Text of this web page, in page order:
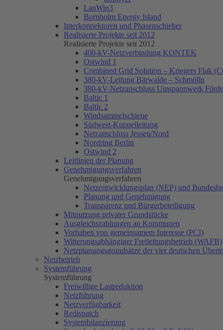
LanWin3
Bornholm Energy Island
Interkonnektoren und Phasenschieber
Realisierte Projekte seit 2012
Realisierte Projekte seit 2012
400-kV-Netzverbindung KONTEK
Ostwind 1
Combined Grid Solution – Kriegers Flak
380-kV-Leitung Bärwalde – Schmölln
380-kV-Netzanschluss Umspannwerk
Baltic 1
Baltic 2
Windsammelschiene
Südwest-Kuppelleitung
Netzanschluss Jessen/Nord
Nordring Berlin
Ostwind 2
Leitlinien der Planung
Genehmigungsverfahren
Genehmigungsverfahren
Netzentwicklungsplan (NEP) und
Planung und Genehmigung
Transparenz und Bürgerbeteiligung
Mitnutzung privater Grundstücke
Ausgleichszahlungen an Kommunen
Vorhaben von gemeinsamem Interesse (PCI)
Witterungsabhängiger Freileitungsbetrieb (WAFB)
Netzplanungsgrundsätze der vier deutschen
Netzbetrieb
Systemführung
Systemführung
Freiwillige Lastreduktion
Netzführung
Netzverfügbarkeit
Redispatch
Systembilanzierung